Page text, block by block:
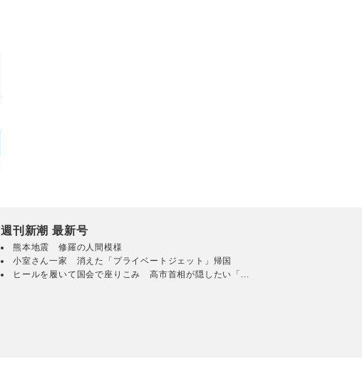
週刊新潮 最新号
熊本地震 修羅の人間模様
小室さん一家 消えた「プライベートジェット」帰国
ヒールを履いて国会で座りこみ 高市首相が隠したい「...